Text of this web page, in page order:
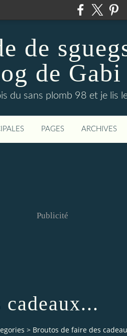
de
de
du sans plomb 98 et je lis
PAGES ARCHIVES
Publicité
> Broutos de faire des